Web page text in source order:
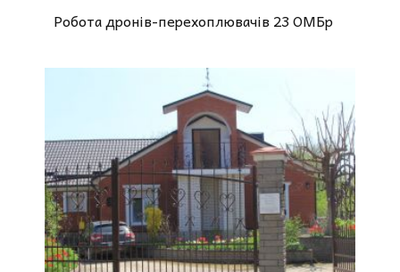
Робота дронів-перехоплювачів 23 ОМБр